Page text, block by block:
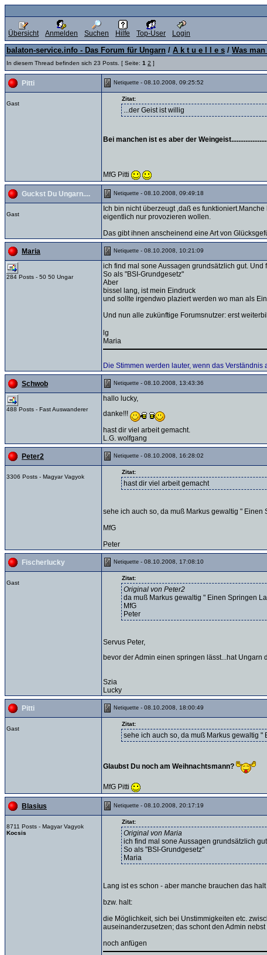
Übersicht Anmelden Suchen Hilfe Top-User Login
balaton-service.info - Das Forum für Ungarn / A k t u e l l e s / Was
In diesem Thread befinden sich 23 Posts. [ Seite: 1 2 ]
Pitti Netiquette - 08.10.2008, 09:25:52
Gast
Zitat:
...der Geist ist willig
Bei manchen ist es aber der
MfG Pitti
Guckst Du Ungarn.... Netiquette - 08.10.2008, 09:49:18
Gast
Ich bin nicht überzeugt ,daß es
eigentlich nur provozieren wollen.
Das gibt ihnen anscheinend eine Art von
Maria Netiquette - 08.10.2008, 10:21:09
284 Posts - 50 50 Ungar
ich find mal sone Aussagen grundsätzlich gut.
So als "BSI-Grundgesetz"
Aber
bissel lang, ist mein Eindruck
und sollte irgendwo plaziert werden wo man als
Und nun alle zukünftige Forumsnutzer: erst
lg
Maria
Die Stimmen werden lauter, wenn das Verständnis
Schwob Netiquette - 08.10.2008, 13:43:36
488 Posts - Fast Auswanderer
hallo lucky,
danke!!!
hast dir viel arbeit gemacht.
L.G. wolfgang
Peter2 Netiquette - 08.10.2008, 16:28:02
3306 Posts - Magyar Vagyok
Zitat:
hast dir viel arbeit gemacht
sehe ich auch so, da muß Markus gewaltig " Einen
MfG
Peter
Fischerlucky Netiquette - 08.10.2008, 17:08:10
Gast
Zitat:
Original von Peter2
da muß Markus gewaltig " Einen Springen
MfG
Peter
Servus Peter,
bevor der Admin einen springen lässt...hat
Szia
Lucky
Pitti Netiquette - 08.10.2008, 18:00:49
Gast
Zitat:
sehe ich auch so, da muß Markus gewaltig
Glaubst Du noch am Weihnachtsmann?
MfG Pitti
Blasius Netiquette - 08.10.2008, 20:17:19
8711 Posts - Magyar Vagyok
Kocsis
Zitat:
Original von Maria
ich find mal sone Aussagen grundsätzlich
So als "BSI-Grundgesetz"
Maria
Lang ist es schon - aber manche brauchen das halt
bzw. halt:
die Möglichkeit, sich bei Unstimmigkeiten etc.
auseinanderzusetzen; das schont den Admin
noch anfügen